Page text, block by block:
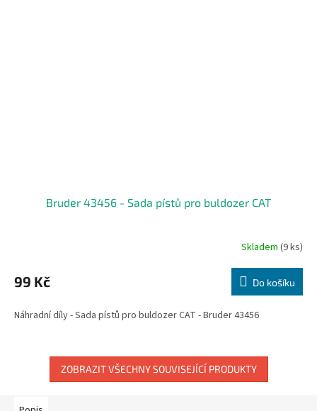
Bruder 43456 - Sada pístů pro buldozer CAT
Skladem (9 ks)
99 Kč Do košíku
Náhradní díly - Sada pístů pro buldozer CAT - Bruder 43456
ZOBRAZIT VŠECHNY SOUVISEJÍCÍ PRODUKTY